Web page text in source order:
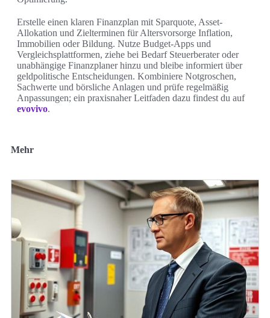
Erstelle einen klaren Finanzplan mit Sparquote, Asset-
Allokation und Zielterminen für Altersvorsorge Inflation,
Immobilien oder Bildung. Nutze Budget-Apps und
Vergleichsplattformen, ziehe bei Bedarf Steuerberater oder
unabhängige Finanzplaner hinzu und bleibe informiert über
geldpolitische Entscheidungen. Kombiniere Notgroschen,
Sachwerte und börsliche Anlagen und prüfe regelmäßig
Anpassungen; ein praxisnaher Leitfaden dazu findest du auf
evovivo.
Mehr